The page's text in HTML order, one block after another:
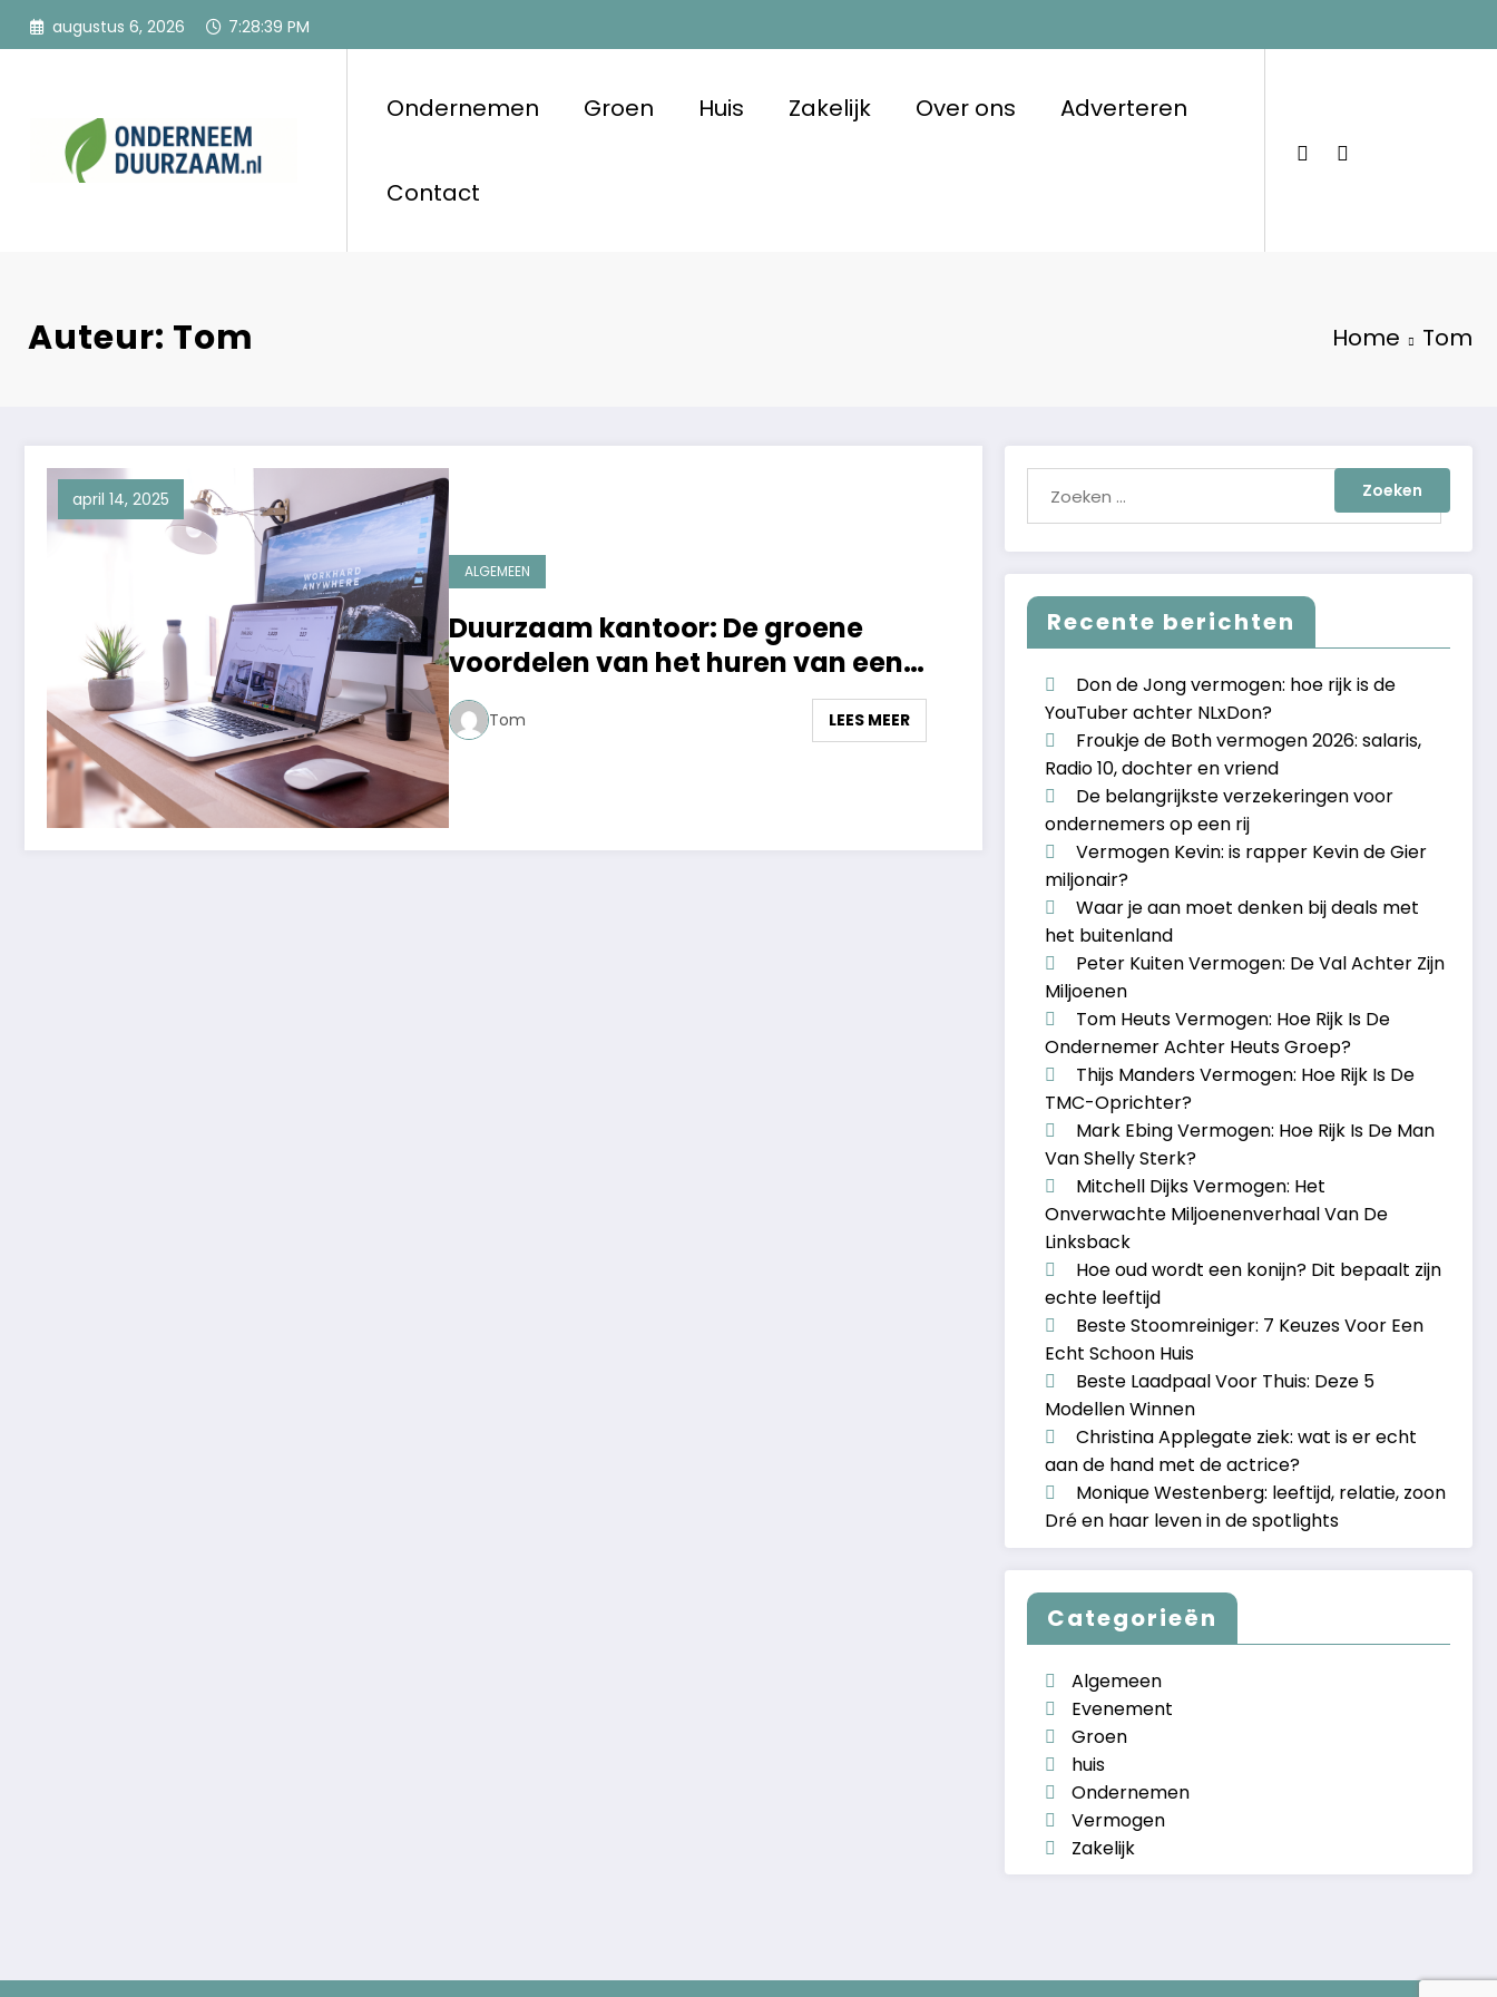
naar
augustus 6, 2026 7:28:39 PM
Ondernemen Groen Huis Zakelijk Over ons Adverteren
Contact
Auteur: Tom Home Tom
april 14, 2025
ALGEMEEN
Duurzaam kantoor: De groene
voordelen van het huren van een
kantooradres
Tom LEES MEER
Recente berichten
Don de Jong vermogen: hoe rijk is de
YouTuber achter NLxDon?
Froukje de Both vermogen 2026: salaris,
Radio 10, dochter en vriend
De belangrijkste verzekeringen voor
ondernemers op een rij
Vermogen Kevin: is rapper Kevin de Gier
miljonair?
Waar je aan moet denken bij deals met
het buitenland
Peter Kuiten Vermogen: De Val Achter Zijn
Miljoenen
Tom Heuts Vermogen: Hoe Rijk Is De
Ondernemer Achter Heuts Groep?
Thijs Manders Vermogen: Hoe Rijk Is De
TMC-Oprichter?
Mark Ebing Vermogen: Hoe Rijk Is De Man
Van Shelly Sterk?
Mitchell Dijks Vermogen: Het
Onverwachte Miljoenenverhaal Van De
Linksback
Hoe oud wordt een konijn? Dit bepaalt zijn
echte leeftijd
Beste Stoomreiniger: 7 Keuzes Voor Een
Echt Schoon Huis
Beste Laadpaal Voor Thuis: Deze 5
Modellen Winnen
Christina Applegate ziek: wat is er echt
aan de hand met de actrice?
Monique Westenberg: leeftijd, relatie, zoon
Dré en haar leven in de spotlights
Categorieën
Algemeen
Evenement
Groen
huis
Ondernemen
Vermogen
Zakelijk